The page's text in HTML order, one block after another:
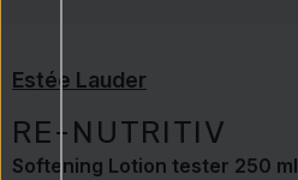
Estée Lauder
RE-NUTRITIV
Softening Lotion tester 250 ml